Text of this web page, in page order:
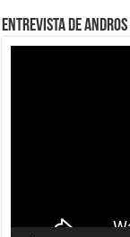
Entrevista de Andros